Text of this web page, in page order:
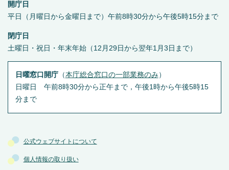
公式ウェブサイトについて
個人情報の取り扱い
開庁日
平日（月曜日から金曜日まで）午前8時30分から午後5時15分まで
閉庁日
土曜日・祝日・年末年始（12月29日から翌年1月3日まで）
日曜窓口開庁（本庁総合窓口の一部業務のみ ）
日曜日 午前8時30分から正午まで，午後1時から午後5時15
分まで